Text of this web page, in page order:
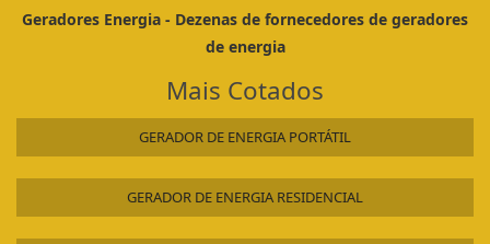
Geradores Energia - Dezenas de fornecedores de geradores
de energia
Mais Cotados
GERADOR DE ENERGIA PORTÁTIL
GERADOR DE ENERGIA RESIDENCIAL